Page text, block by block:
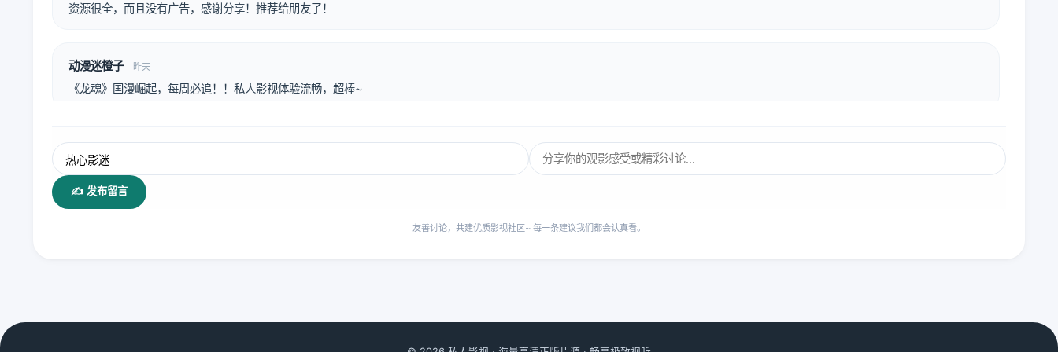
资源很全，而且没有广告，感谢分享！推荐给朋友了！
动漫迷橙子 昨天
《龙魂》国漫崛起，每周必追！！私人影视体验流畅，超棒~
✍️ 发布留言
友善讨论，共建优质影视社区~ 每一条建议我们都会认真看。